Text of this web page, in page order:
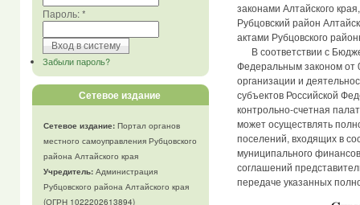
Пароль:*
Забыли пароль?
Сетевое издание
Сетевое издание:Портал органов
местного самоуправления Рубцовского
района Алтайского края
Учредитель:Администрация
Рубцовского района Алтайского края
(ОГРН 1022202613894)
законами Алтайского
Рубцовский район
актами Рубцовского
В соответствии с
Федеральным законом
организации и
субъектов Российской
контрольно-счетная
может осуществлять
поселений, входящих в
муниципального
соглашений
передаче указанных